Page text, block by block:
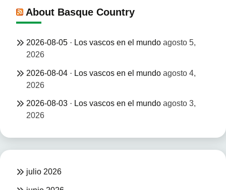
About Basque Country
2026-08-05 · Los vascos en el mundo agosto 5,
2026
2026-08-04 · Los vascos en el mundo agosto 4,
2026
2026-08-03 · Los vascos en el mundo agosto 3,
2026
julio 2026